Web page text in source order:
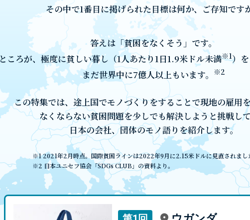
その中で1番目に掲げられた目標は何か、ご存知です
答えは「貧困をなくそう」です。
ところが、極度に貧しい暮し（1人あたり1日1.9米ドル未満※1）
まだ世界中に7億人以上もいます。
※2
この特集では、途上国でモノづくりをすることで現地の雇用を
なくならない貧困問題を少しでも解決しようと挑戦し
日本の会社、団体のモノ語りを紹介します。
※1 2021年2月時点。国際貧困ラインは2022年9月に2.15米ドルに見直されまし
※2 日本ユニセフ協会「SDGs CLUB」の資料より。